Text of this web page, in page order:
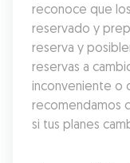
reconoce que
reservado y
reserva y
reservas a
inconveniente o
recomendamos
si tus planes